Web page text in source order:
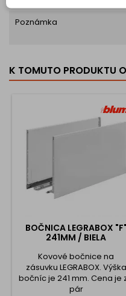
Poznámka
K TOMUTO PRODUKTU
BOČNICA LEGRABOX "F"
241MM / BIELA
Kovové bočnice na
zásuvku LEGRABOX. Výška
bočníc je 241 mm. Cena je
pár